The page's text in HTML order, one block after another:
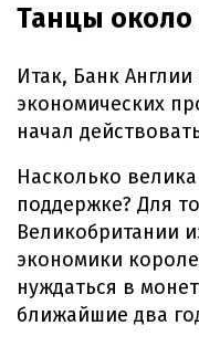
Танцы около
Итак, Банк
экономических
начал
Насколько
поддержке? Для
Великобритании
экономики
нуждаться в
ближайшие два